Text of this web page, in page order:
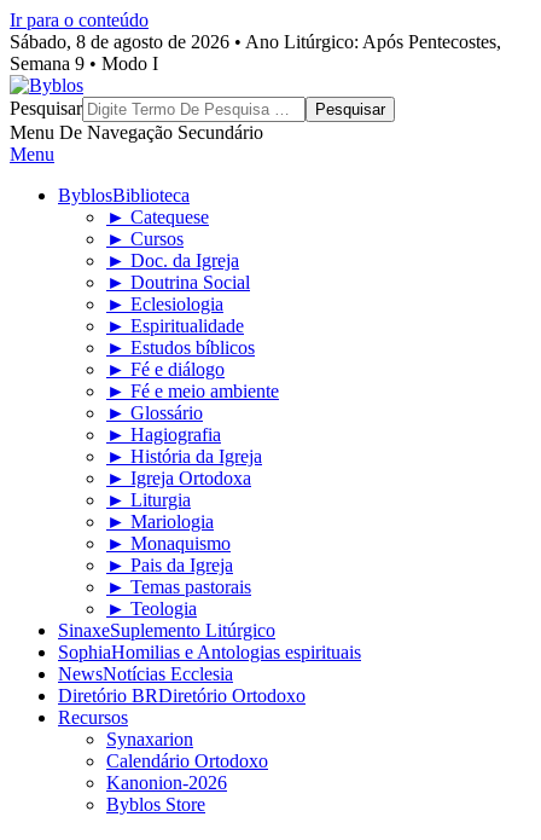
Ir para o conteúdo
Sábado, 8 de agosto de 2026 • Ano Litúrgico: Após Pentecostes,
Semana 9 • Modo I
Byblos
Pesquisar
Menu De Navegação Secundário
Menu
ByblosBiblioteca
► Catequese
► Cursos
► Doc. da Igreja
► Doutrina Social
► Eclesiologia
► Espiritualidade
► Estudos bíblicos
► Fé e diálogo
► Fé e meio ambiente
► Glossário
► Hagiografia
► História da Igreja
► Igreja Ortodoxa
► Liturgia
► Mariologia
► Monaquismo
► Pais da Igreja
► Temas pastorais
► Teologia
SinaxeSuplemento Litúrgico
SophiaHomilias e Antologias espirituais
NewsNotícias Ecclesia
Diretório BRDiretório Ortodoxo
Recursos
Synaxarion
Calendário Ortodoxo
Kanonion-2026
Byblos Store